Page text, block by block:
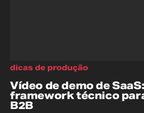
Vídeo de demo de
framework técnico
B2B
dicas de produção